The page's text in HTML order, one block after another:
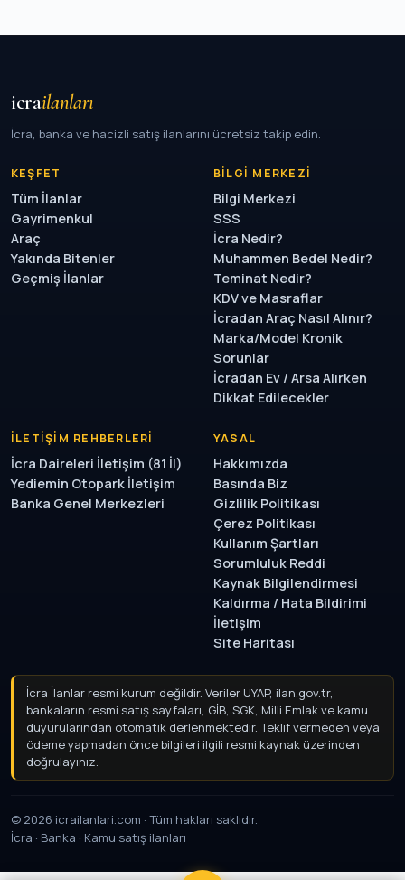
icrailanları
İcra, banka ve hacizli satış ilanlarını ücretsiz takip edin.
KEŞFET
Tüm İlanlar
Gayrimenkul
Araç
Yakında Bitenler
Geçmiş İlanlar
BILGI MERKEZI
Bilgi Merkezi
SSS
İcra Nedir?
Muhammen Bedel Nedir?
Teminat Nedir?
KDV ve Masraflar
İcradan Araç Nasıl Alınır?
Marka/Model Kronik
Sorunlar
İcradan Ev / Arsa Alırken
Dikkat Edilecekler
İLETIŞIM REHBERLERI
İcra Daireleri İletişim (81 İl)
Yediemin Otopark İletişim
Banka Genel Merkezleri
YASAL
Hakkımızda
Basında Biz
Gizlilik Politikası
Çerez Politikası
Kullanım Şartları
Sorumluluk Reddi
Kaynak Bilgilendirmesi
Kaldırma / Hata Bildirimi
İletişim
Site Haritası
İcra İlanlar resmi kurum değildir. Veriler UYAP, ilan.gov.tr,
bankaların resmi satış sayfaları, GİB, SGK, Milli Emlak ve kamu
duyurularından otomatik derlenmektedir. Teklif vermeden
veya ödeme yapmadan önce bilgileri ilgili resmi kaynak
üzerinden doğrulayınız.
© 2026 icrailanlari.com · Tüm hakları saklıdır.
İcra · Banka · Kamu satış ilanları